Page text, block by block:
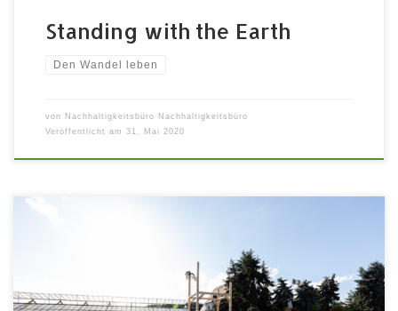
Standing with the Earth
Den Wandel leben
von Nachhaltigkeitsbüro Nachhaltigkeitsbüro
Veröffentlicht am 31. Mai 2020
Neuer Standort für Urban Gardening, Hofladen und
Kultur in Fürth 16. September 2020 18:15-18:45 Uhr,
Vacher Str. 204 Eine Gruppe engagierter
Kreativschaffender aus der Region beleben ein altes